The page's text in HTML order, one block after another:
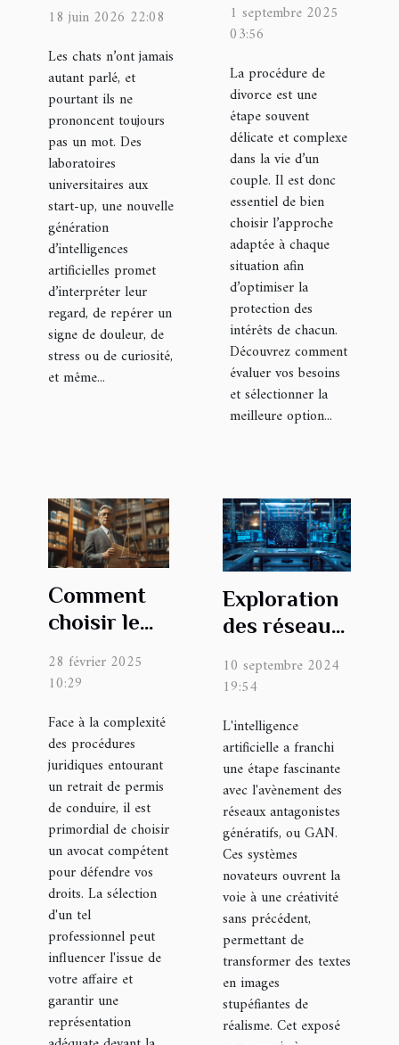
intelligences
artificielles
qui
interprètent
le regard
félin
18 juin 2026 22:08
Les chats n’ont jamais
autant parlé, et
pourtant ils ne
prononcent toujours
pas un mot. Des
laboratoires
universitaires aux
start-up, une nouvelle
génération
d’intelligences
artificielles promet
d’interpréter leur
regard, de repérer un
signe de douleur, de
stress ou de curiosité,
et même...
approche
procédure
de divorce ?
1 septembre 2025
03:56
La procédure de
divorce est une
étape souvent
délicate et complexe
dans la vie d’un
couple. Il est donc
essentiel de bien
choisir l’approche
adaptée à chaque
situation afin
d’optimiser la
protection des
intérêts de chacun.
Découvrez comment
évaluer vos besoins
et sélectionner la
meilleure option...
Comment
choisir le
avocat pour
un retrait
de permis ?
28 février 2025
10:29
Face à la complexité
des procédures
juridiques entourant
un retrait de permis
de conduire, il est
primordial de choisir
un avocat compétent
pour défendre vos
droits. La sélection
d'un tel
professionnel peut
influencer l'issue de
votre affaire et
garantir une
représentation
Exploration
des réseaux
Transformer
images
réalistes
10 septembre 2024
19:54
L'intelligence
artificielle a franchi
une étape fascinante
avec l'avènement des
réseaux antagonistes
génératifs, ou GAN.
Ces systèmes
novateurs ouvrent la
voie à une créativité
sans précédent,
permettant de
transformer des textes
en images
stupéfiantes de
réalisme. Cet exposé